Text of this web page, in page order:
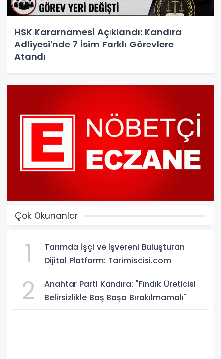
HSK Kararnamesi Açıklandı: Kandıra
Adliyesi'nde 7 İsim Farklı Görevlere
Atandı
Çok Okunanlar
1
Tarımda İşçi ve İşvereni Buluşturan
Dijital Platform: Tarimiscisi.com
2
Anahtar Parti Kandıra: "Fındık Üreticisi
Belirsizlikle Baş Başa Bırakılmamalı"